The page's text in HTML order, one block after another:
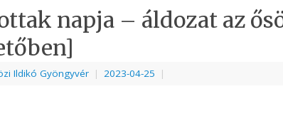
napja – áldozat az
Ildikó Gyöngyvér | 2023-04-25 |